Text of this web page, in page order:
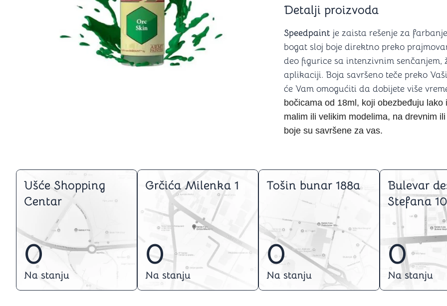
Puzzle 1000 delova
Puzzle 2000 delova
(TCG)
Yu-Gi-Oh
Pokemon
Šah
Domine
Backgammon (Tavla)
Kutijice
Mozgalice
Hanayama
Kocke
Detalji proizvoda
Speedpaint je zaista rešenje za
bogat sloj boje direktno preko
deo figurice sa intenzivnim
aplikaciji. Boja savršeno teče preko
će Vam omogućiti da dobijete više
bočicama od 18ml, koji obezbeđuju lako i
malim ili velikim modelima, na drevnim
boje su savršene za vas.
Ušće Shopping
Centar
0
Na stanju
Grčića Milenka 1
0
Na stanju
Tošin bunar 188a
0
Na stanju
Bulevar
Stefana
0
Na stanju